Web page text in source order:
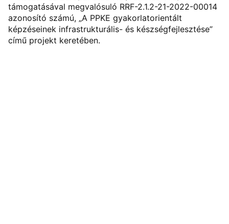
támogatásával megvalósuló RRF-2.1.2-21-2022-00014
azonosító számú, „A PPKE gyakorlatorientált
képzéseinek infrastrukturális- és készségfejlesztése”
című projekt keretében.